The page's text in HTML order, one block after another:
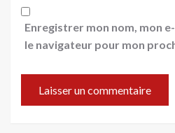
Enregistrer mon nom, mon
le navigateur pour mon